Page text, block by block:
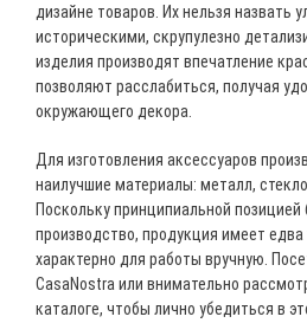
дизайне товаров. Их нельзя назвать
историческими, скрупулезно
изделия производят впечатление
позволяют расслабиться, получая
окружающего декора.
Для изготовления аксессуаров
наилучшие материалы: металл,
Поскольку принципиальной позицией
производство, продукция имеет
характерно для работы вручную.
CasaNostra или внимательно
каталоге, чтобы лично убедиться в